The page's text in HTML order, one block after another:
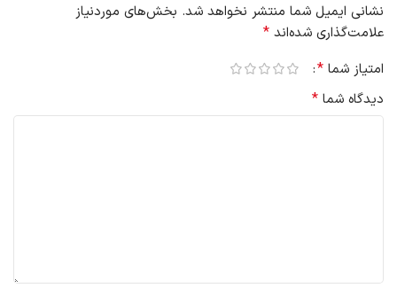
نشانی ایمیل شما منتشر نخواهد شد. بخش‌های موردنیاز
علامت‌گذاری شده‌اند *
امتیاز شما *
دیدگاه شما *